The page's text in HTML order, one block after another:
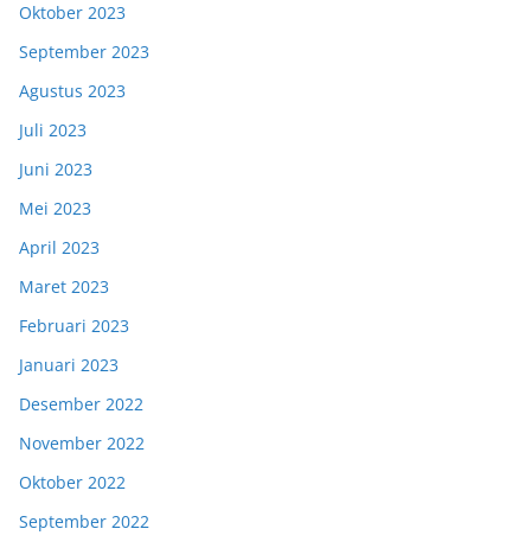
Oktober 2023
September 2023
Agustus 2023
Juli 2023
Juni 2023
Mei 2023
April 2023
Maret 2023
Februari 2023
Januari 2023
Desember 2022
November 2022
Oktober 2022
September 2022